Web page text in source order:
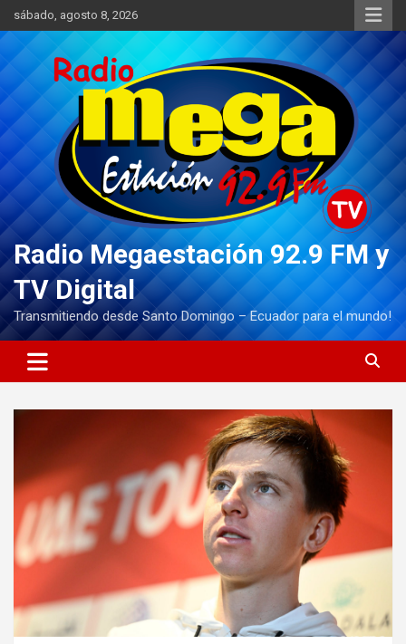
Saltar
al
contenido
sábado, agosto 8, 2026
Radio Megaestación 92.9 FM y
TV Digital
Transmitiendo desde Santo Domingo – Ecuador para el mundo!